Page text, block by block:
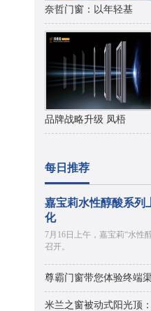
奈哲门窗：以年轻基
品牌战略升级 凤梧
每日推荐
嘉宝莉水性醇酸系列
化
7月16日上午，嘉宝莉“水性
召开。
尊霸门窗带您体验终端
米兰之窗被动式阳光顶